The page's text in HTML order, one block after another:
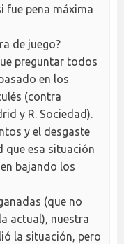
fue pena máxima
de juego?
preguntar todos
en los
(contra
y R. Sociedad).
y el desgaste
que esa situación
bajando los
(que no
actual), nuestra
la situación, pero